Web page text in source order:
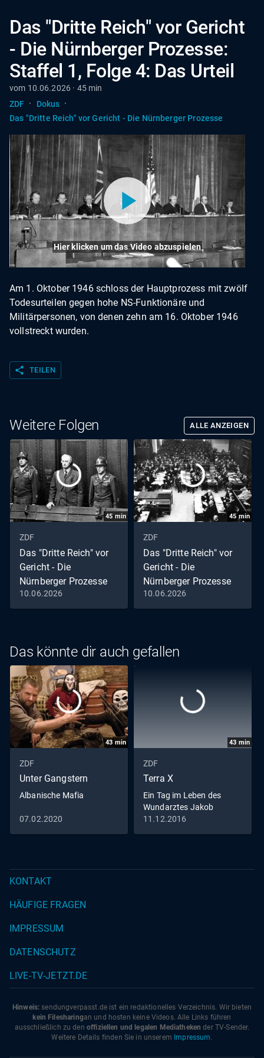
Das "Dritte Reich" vor Gericht
- Die Nürnberger Prozesse:
Staffel 1, Folge 4: Das Urteil
vom 10.06.2026 · 45 min
ZDF · Dokus ·
Das "Dritte Reich" vor Gericht - Die Nürnberger Prozesse
Hier klicken um das Video abzuspielen
Am 1. Oktober 1946 schloss der Hauptprozess mit zwölf
Todesurteilen gegen hohe NS-Funktionäre und
Militärpersonen, von denen zehn am 16. Oktober 1946
vollstreckt wurden.
share TEILEN
Weitere Folgen ALLE ANZEIGEN
45min
ZDF
Das "Dritte Reich" vor
Gericht - Die
Nürnberger Prozesse
Staffel 1, Folge 3: Der
Prozess
10.06.2026
45 min
ZDF
Das "Dritte Reich" vor
Gericht - Die
Nürnberger Prozesse
Staffel 1, Folge 2: Die
Anklage
10.06.2026
Das könnte dir auch gefallen
43 min
ZDF
Unter Gangstern
Albanische Mafia
07.02.2020
43 min
ZDF
Terra X
Ein Tag im Leben des
Wundarztes Jakob
Althaus im Jahr 1454
11.12.2016
KONTAKT
HÄUFIGE FRAGEN
IMPRESSUM
DATENSCHUTZ
LIVE-TV-JETZT.DE
Hinweis: sendungverpasst.de ist ein redaktionelles Verzeichnis. Wir bieten
kein Filesharingan und hosten keine Videos. Alle Links führen
ausschließlich zu den offiziellen und legalen Mediatheken der TV-Sender.
Weitere Details finden Sie in unserem Impressum.